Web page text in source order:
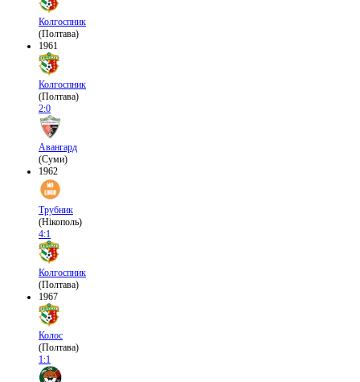
Колгоспник
(Полтава)
1961
Колгоспник
(Полтава)
2:0
Авангард
(Суми)
1962
Трубник
(Нікополь)
4:1
Колгоспник
(Полтава)
1967
Колос
(Полтава)
1:1